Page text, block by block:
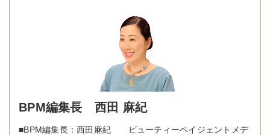
BPM編集長 西田 麻紀
■BPM編集長：西田麻紀 ビューティーペイジェントメデ